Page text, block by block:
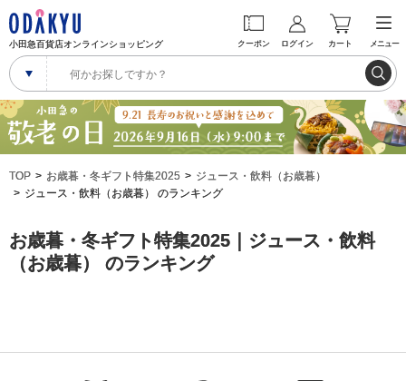
小田急百貨店オンラインショッピング クーポン ログイン カート メニュー
TOP お歳暮・冬ギフト特集2025
ジュース・飲料（お歳暮）
ジュース・飲料（お歳暮） のランキング
お歳暮・冬ギフト特集2025｜ジュース・飲料
（お歳暮） のランキング